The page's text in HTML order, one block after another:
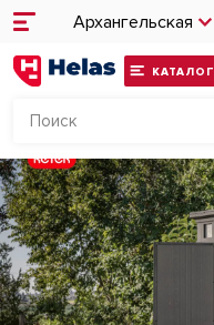
Архангельская
КАТАЛОГ